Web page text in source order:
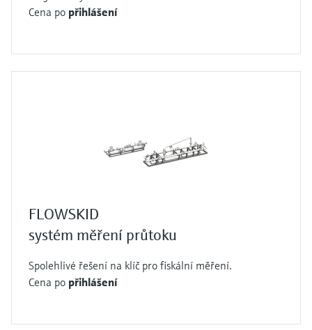
Cena po přihlášení
FLOWSKID
systém měření průtoku
Spolehlivé řešení na klíč pro fiskální měření.
Cena po přihlášení